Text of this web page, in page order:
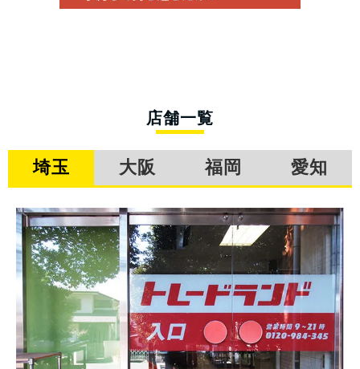
店舗一覧
埼玉 大阪 福岡 愛知